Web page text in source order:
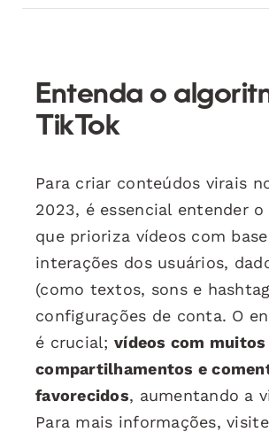
Entenda o
TikTok
Para criar conteúdos virais
2023, é essencial entender
que prioriza vídeos com
interações dos usuários,
(como textos, sons e
configurações de conta. O
é crucial; vídeos com
compartilhamentos e
favorecidos, aumentando a
Para mais informações,